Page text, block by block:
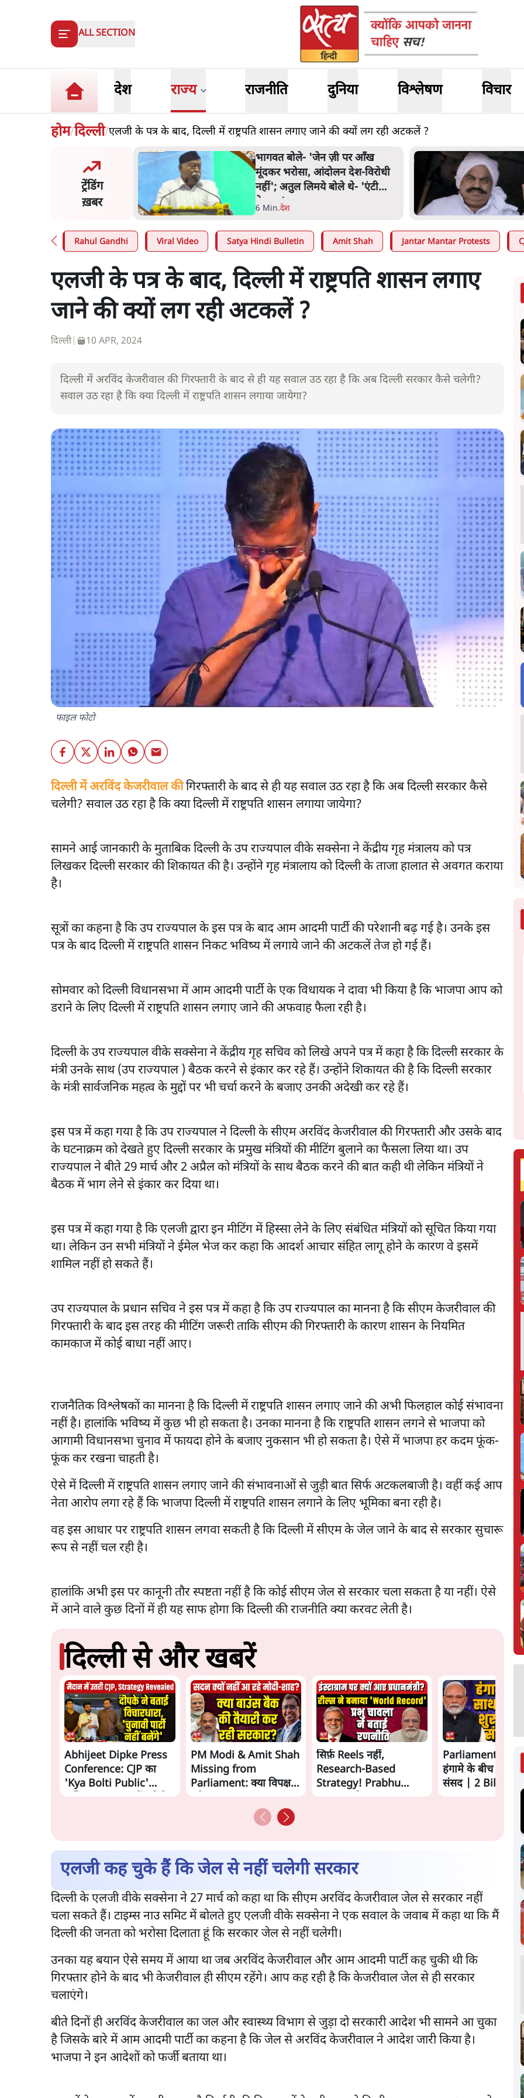
ALL SECTION
देश राज्य राजनीति दुनिया विश्लेषण विचार
होम/दिल्ली/एलजी के पत्र के बाद, दिल्ली में राष्ट्रपति शासन लगाए जाने की क्यों लग रही अटकलें ?
ट्रेंडिंग
ख़बर
राष्ट्र के चरित्र की मरम्मत
भागवत बोले- 'जेन ज़ी पर आँख
मूंदकर भरोसा, आंदोलन देश-विरोधी
नहीं'; अतुल लिमये बोले थे- 'एंटी
नेशनल'
6 Min.देश
Rahul Gandhi Viral Video Satya Hindi Bulletin Amit Shah Jantar Mantar Protests
एलजी के पत्र के बाद, दिल्ली में राष्ट्रपति शासन लगाए
जाने की क्यों लग रही अटकलें ?
दिल्ली| 10 APR, 2024
दिल्ली में अरविंद केजरीवाल की गिरफ्तारी के बाद से ही यह सवाल उठ रहा है कि अब दिल्ली सरकार कैसे चलेगी?
सवाल उठ रहा है कि क्या दिल्ली में राष्ट्रपति शासन लगाया जायेगा?
फाइल फोटो
दिल्ली में अरविंद केजरीवाल कीगिरफ्तारी के बाद से ही यह सवाल उठ रहा है कि अब दिल्ली सरकार कैसे
चलेगी? सवाल उठ रहा है कि क्या दिल्ली में राष्ट्रपति शासन लगाया जायेगा?
सामने आई जानकारी के मुताबिक दिल्ली के उप राज्यपाल वीके सक्सेना ने केंद्रीय गृह मंत्रालय को पत्र
लिखकर दिल्ली सरकार की शिकायत की है। उन्होंने गृह मंत्रालाय को दिल्ली के ताजा हालात से अवगत कराया
है।
सूत्रों का कहना है कि उप राज्यपाल के इस पत्र के बाद आम आदमी पार्टी की परेशानी बढ़ गई है। उनके इस
पत्र के बाद दिल्ली में राष्ट्रपति शासन निकट भविष्य में लगाये जाने की अटकलें तेज हो गई हैं।
सोमवार को दिल्ली विधानसभा में आम आदमी पार्टी के एक विधायक ने दावा भी किया है कि भाजपा आप को
डराने के लिए दिल्ली में राष्ट्रपति शासन लगाए जाने की अफवाह फैला रही है।
दिल्ली के उप राज्यपाल वीके सक्सेना ने केंद्रीय गृह सचिव को लिखे अपने पत्र में कहा है कि दिल्ली सरकार के
मंत्री उनके साथ (उप राज्यपाल ) बैठक करने से इंकार कर रहे हैं। उन्होंने शिकायत की है कि दिल्ली सरकार
के मंत्री सार्वजनिक महत्व के मुद्दों पर भी चर्चा करने के बजाए उनकी अदेखी कर रहे हैं।
इस पत्र में कहा गया है कि उप राज्यपाल ने दिल्ली के सीएम अरविंद केजरीवाल की गिरफ्तारी और उसके बाद
के घटनाक्रम को देखते हुए दिल्ली सरकार के प्रमुख मंत्रियों की मीटिंग बुलाने का फैसला लिया था। उप
राज्यपाल ने बीते 29 मार्च और 2 अप्रैल को मंत्रियों के साथ बैठक करने की बात कही थी लेकिन मंत्रियों ने
बैठक में भाग लेने से इंकार कर दिया था।
इस पत्र में कहा गया है कि एलजी द्वारा इन मीटिंग में हिस्सा लेने के लिए संबंधित मंत्रियों को सूचित किया गया
था। लेकिन उन सभी मंत्रियों ने ईमेल भेज कर कहा कि आदर्श आचार संहित लागू होने के कारण वे इसमें
शामिल नहीं हो सकते हैं।
उप राज्यपाल के प्रधान सचिव ने इस पत्र में कहा है कि उप राज्यपाल का मानना है कि सीएम केजरीवाल की
गिरफ्तारी के बाद इस तरह की मीटिंग जरूरी ताकि सीएम की गिरफ्तारी के कारण शासन के नियमित
कामकाज में कोई बाधा नहीं आए।
राजनैतिक विश्लेषकों का मानना है कि दिल्ली में राष्ट्रपति शासन लगाए जाने की अभी फिलहाल कोई संभावना
नहीं है। हालांकि भविष्य में कुछ भी हो सकता है। उनका मानना है कि राष्ट्रपति शासन लगने से भाजपा को
आगामी विधानसभा चुनाव में फायदा होने के बजाए नुकसान भी हो सकता है। ऐसे में भाजपा हर कदम फूंक-
फूंक कर रखना चाहती है।
ऐसे में दिल्ली में राष्ट्रपति शासन लगाए जाने की संभावनाओं से जुड़ी बात सिर्फ अटकलबाजी है। वहीं कई आप
नेता आरोप लगा रहे हैं कि भाजपा दिल्ली में राष्ट्रपति शासन लगाने के लिए भूमिका बना रही है।
वह इस आधार पर राष्ट्रपति शासन लगवा सकती है कि दिल्ली में सीएम के जेल जाने के बाद से सरकार सुचारू
रूप से नहीं चल रही है।
हालांकि अभी इस पर कानूनी तौर स्पष्टता नहीं है कि कोई सीएम जेल से सरकार चला सकता है या नहीं। ऐसे
में आने वाले कुछ दिनों में ही यह साफ होगा कि दिल्ली की राजनीति क्या करवट लेती है।
दिल्ली से और खबरें
Abhijeet Dipke Press
Conference: CJP का
'Kya Bolti Public'
PM Modi & Amit Shah
Missing from
Parliament: क्या विपक्ष से
सिर्फ़ Reels नहीं,
Research-Based
Strategy! Prabhu
Parliament
हंगामे के बीच फिर
संसद | 2 Bills
एलजी कह चुके हैं कि जेल से नहीं चलेगी सरकार
दिल्ली के एलजी वीके सक्सेना ने 27 मार्च को कहा था कि सीएम अरविंद केजरीवाल जेल से सरकार नहीं
चला सकते हैं। टाइम्स नाउ समिट में बोलते हुए एलजी वीके सक्सेना ने एक सवाल के जवाब में कहा था कि मैं
दिल्ली की जनता को भरोसा दिलाता हूं कि सरकार जेल से नहीं चलेगी।
उनका यह बयान ऐसे समय में आया था जब अरविंद केजरीवाल और आम आदमी पार्टी कह चुकी थी कि
गिरफ्तार होने के बाद भी केजरीवाल ही सीएम रहेंगे। आप कह रही है कि केजरीवाल जेल से ही सरकार
चलाएंगे।
बीते दिनों ही अरविंद केजरीवाल का जल और स्वास्थ्य विभाग से जुड़ा दो सरकारी आदेश भी सामने आ चुका
है जिसके बारे में आम आदमी पार्टी का कहना है कि जेल से अरविंद केजरीवाल ने आदेश जारी किया है।
भाजपा ने इन आदेशों को फर्जी बताया था।